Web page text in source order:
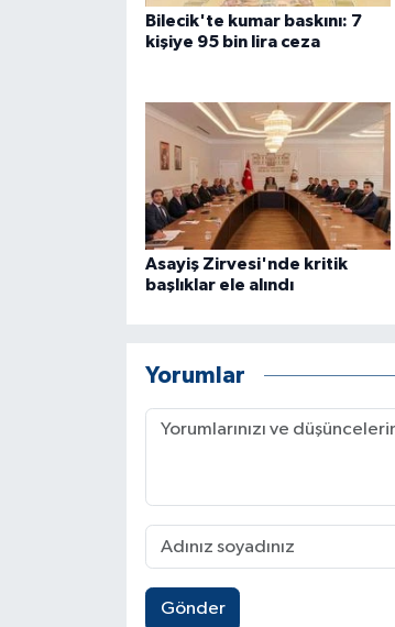
Bilecik'te kumar baskını: 7
kişiye 95 bin lira ceza
Asayiş Zirvesi'nde kritik
başlıklar ele alındı
Yorumlar
Gönder
ÜLKE GÜNDEMİ
Yerel Haberler